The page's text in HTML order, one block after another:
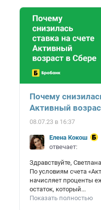
Почему
Активный
08.07.23 в 16:37
Елена Кокош
отвечает:
Здравствуйте,
По условиям счета
начисляет проценты
остаток, который...
Показать полностью